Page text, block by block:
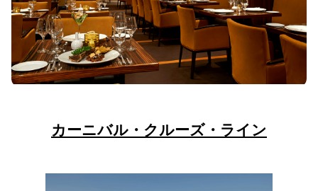
カーニバル・クルーズ・ライン